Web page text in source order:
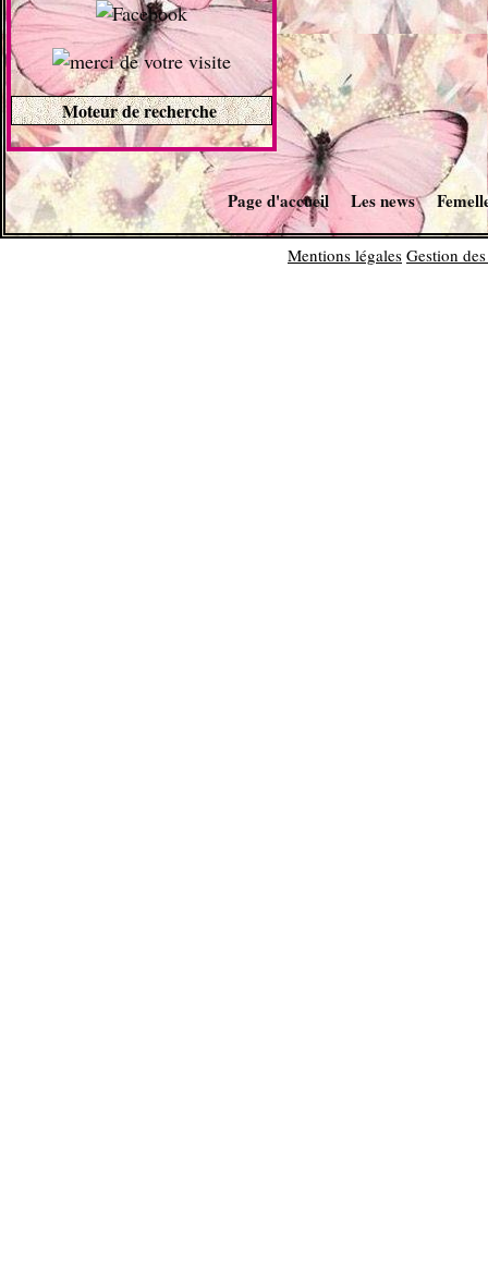
Moteur de recherche
Page d'accueil Les news
Mentions légales Gestion